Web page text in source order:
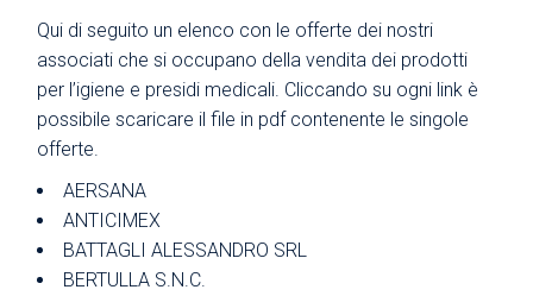
Qui di seguito un elenco con le offerte dei nostri
associati che si occupano della vendita dei prodotti
per l’igiene e presidi medicali. Cliccando su ogni link è
possibile scaricare il file in pdf contenente le singole
offerte.
AERSANA
ANTICIMEX
BATTAGLI ALESSANDRO SRL
BERTULLA S.N.C.